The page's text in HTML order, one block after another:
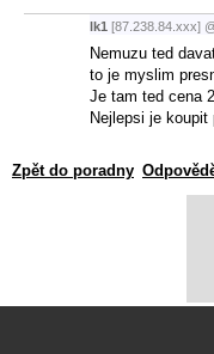
lk1 [87.238.84.xxx]
Nemuzu ted
to je myslim
Je tam ted cena
Nejlepsi je koupit
Zpět do poradny